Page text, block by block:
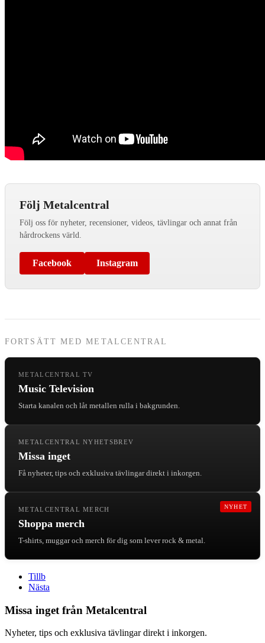
Följ Metalcentral
Följ oss för nyheter, recensioner, videos, tävlingar och annat från
hårdrockens värld.
Facebook Instagram
FORTSÄTT MED METALCENTRAL
METALCENTRAL TV
Music Television
Starta kanalen och låt metallen rulla i bakgrunden.
METALCENTRAL NYHETSBREV
Missa inget
Få nyheter, tips och exklusiva tävlingar direkt i inkorgen.
NYHET
METALCENTRAL MERCH
Shoppa merch
T-shirts, muggar och merch för dig som lever rock & metal.
Tillb
Nästa
Missa inget från Metalcentral
Nyheter, tips och exklusiva tävlingar direkt i inkorgen.